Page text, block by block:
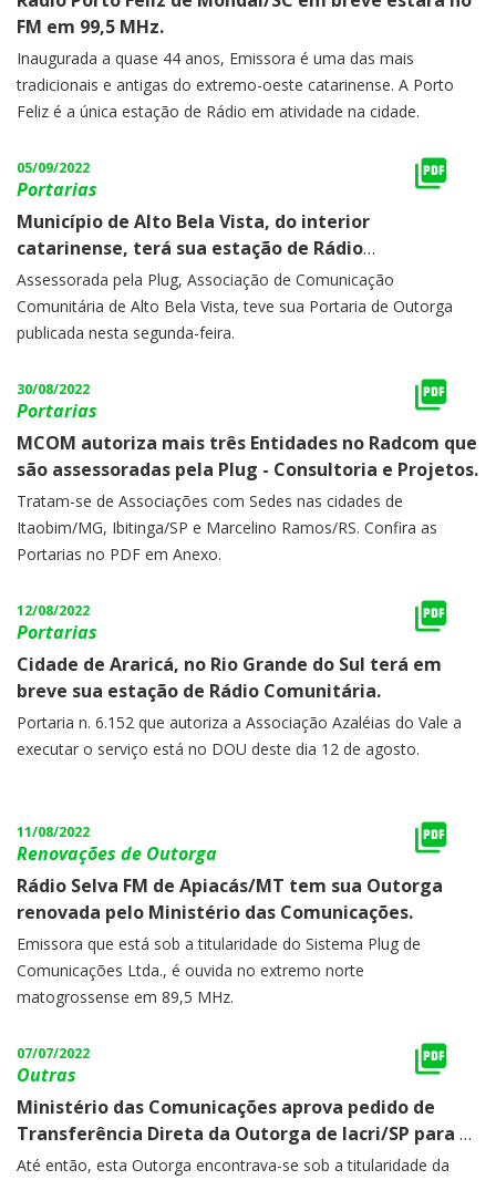
FM em 99,5 MHz.
Inaugurada a quase 44 anos, Emissora é uma das mais
tradicionais e antigas do extremo-oeste catarinense. A Porto
Feliz é a única estação de Rádio em atividade na cidade.
05/09/2022
Portarias
Município de Alto Bela Vista, do interior
catarinense, terá sua estação de Rádio
Comunitária.
Assessorada pela Plug, Associação de Comunicação
Comunitária de Alto Bela Vista, teve sua Portaria de Outorga
publicada nesta segunda-feira.
30/08/2022
Portarias
MCOM autoriza mais três Entidades no Radcom que
são assessoradas pela Plug - Consultoria e Projetos.
Tratam-se de Associações com Sedes nas cidades de
Itaobim/MG, Ibitinga/SP e Marcelino Ramos/RS. Confira as
Portarias no PDF em Anexo.
12/08/2022
Portarias
Cidade de Araricá, no Rio Grande do Sul terá em
breve sua estação de Rádio Comunitária.
Portaria n. 6.152 que autoriza a Associação Azaléias do Vale a
executar o serviço está no DOU deste dia 12 de agosto.
11/08/2022
Renovações de Outorga
Rádio Selva FM de Apiacás/MT tem sua Outorga
renovada pelo Ministério das Comunicações.
Emissora que está sob a titularidade do Sistema Plug de
Comunicações Ltda., é ouvida no extremo norte
matogrossense em 89,5 MHz.
07/07/2022
Outras
Ministério das Comunicações aprova pedido de
Transferência Direta da Outorga de Iacri/SP para a
empresa Dassy Comunicações Ltda.
Até então, esta Outorga encontrava-se sob a titularidade da